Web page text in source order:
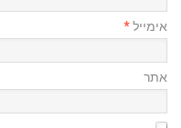
אימייל*
אתר